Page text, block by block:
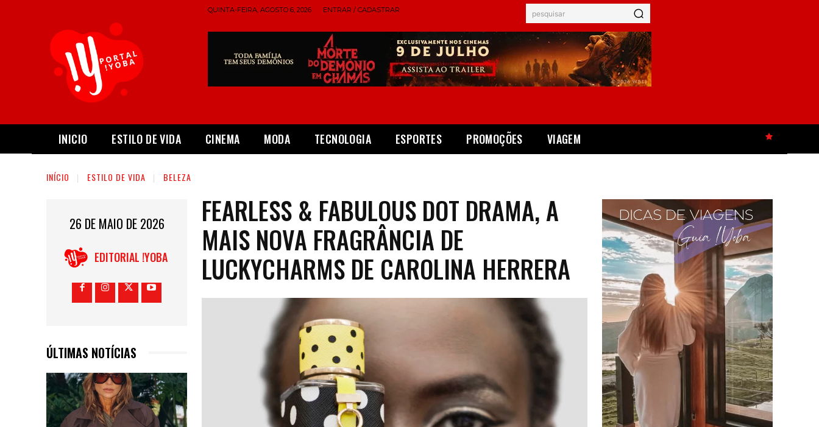
QUINTA-FEIRA, AGOSTO 6, 2026 ENTRAR / CADASTRAR pesquisar
INICIO ESTILO DE VIDA CINEMA MODA TECNOLOGIA ESPORTES PROMOÇÕES VIAGEM
INÍCIO ESTILO DE VIDA BELEZA
26 DE MAIO DE 2026
EDITORIAL !YOBA
ÚLTIMAS NOTÍCIAS
FEARLESS & FABULOUS DOT DRAMA, A
MAIS NOVA FRAGRÂNCIA DE
LUCKYCHARMS DE CAROLINA HERRERA